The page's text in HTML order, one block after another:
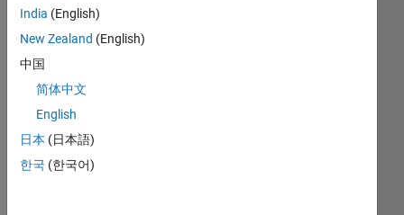
Hi
Mat
lab
folk
India (English)
New Zealand (English)
中国
简体中文
English
日本 (日本語)
한국 (한국어)